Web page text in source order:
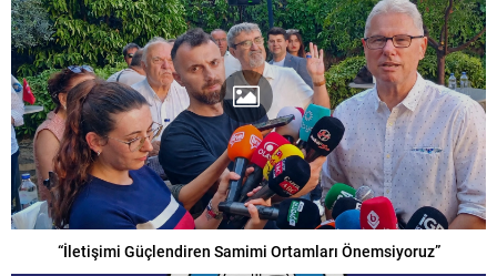
“İletişimi Güçlendiren Samimi Ortamları Önemsiyoruz”